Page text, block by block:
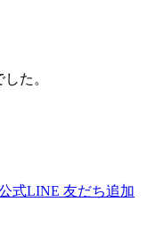
た。
式LINE 友だち追加